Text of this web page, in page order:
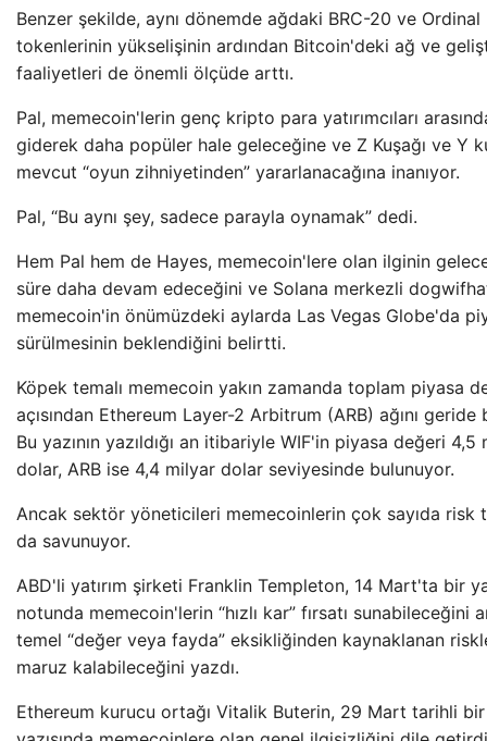
Benzer şekilde, aynı dönemde ağdaki BRC-20 ve Ordinal
tokenlerinin yükselişinin ardından Bitcoin'deki ağ ve
faaliyetleri de önemli ölçüde arttı.
Pal, memecoin'lerin genç kripto para yatırımcıları
giderek daha popüler hale geleceğine ve Z Kuşağı ve Y
mevcut “oyun zihniyetinden” yararlanacağına inanıyor.
Pal, “Bu aynı şey, sadece parayla oynamak” dedi.
Hem Pal hem de Hayes, memecoin'lere olan ilginin
süre daha devam edeceğini ve Solana merkezli
memecoin'in önümüzdeki aylarda Las Vegas Globe'da
sürülmesinin beklendiğini belirtti.
Köpek temalı memecoin yakın zamanda toplam piyasa
açısından Ethereum Layer-2 Arbitrum (ARB) ağını geride
Bu yazının yazıldığı an itibariyle WIF'in piyasa değeri 4,5
dolar, ARB ise 4,4 milyar dolar seviyesinde bulunuyor.
Ancak sektör yöneticileri memecoinlerin çok sayıda risk
da savunuyor.
ABD'li yatırım şirketi Franklin Templeton, 14 Mart'ta bir
notunda memecoin'lerin “hızlı kar” fırsatı sunabileceğini
temel “değer veya fayda” eksikliğinden kaynaklanan
maruz kalabileceğini yazdı.
Ethereum kurucu ortağı Vitalik Buterin, 29 Mart tarihli